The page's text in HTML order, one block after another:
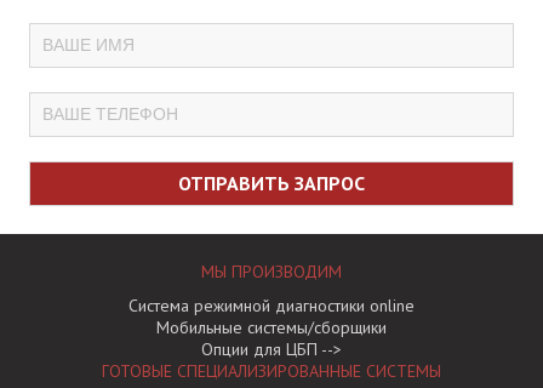
МЫ ПРОИЗВОДИМ
Система режимной диагностики online
Мобильные системы/сборщики
Опции для ЦБП -->
ГОТОВЫЕ СПЕЦИАЛИЗИРОВАННЫЕ СИCТЕМЫ